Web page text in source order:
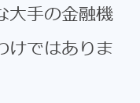
大手の金融機
けではありま